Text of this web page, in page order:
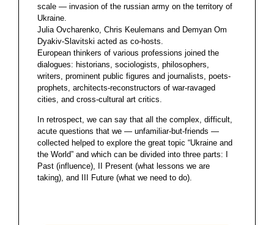
scale — invasion of the russian army on the territory of
Ukraine.
Julia Ovcharenko, Chris Keulemans and Demyan Om
Dyakiv-Slavitski acted as co-hosts.
European thinkers of various professions joined the
dialogues: historians, sociologists, philosophers,
writers, prominent public figures and journalists, poets-
prophets, architects-reconstructors of war-ravaged
cities, and cross-cultural art critics.
In retrospect, we can say that all the complex, difficult,
acute questions that we — unfamiliar-but-friends —
collected helped to explore the great topic “Ukraine and
the World” and which can be divided into three parts: I
Past (influence), II Present (what lessons we are
taking), and III Future (what we need to do).